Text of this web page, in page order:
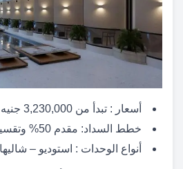
أسعار : تبدأ من 3,230,000 جنيه مصري
خطط السداد: مقدم 50% وتقسيط يصل الى 5 سنوات
أنواع الوحدات : استوديو –